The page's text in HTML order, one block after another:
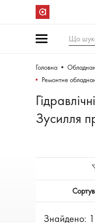
Що
Головна
Ремонтне
Зусилля
Знайдено: 1